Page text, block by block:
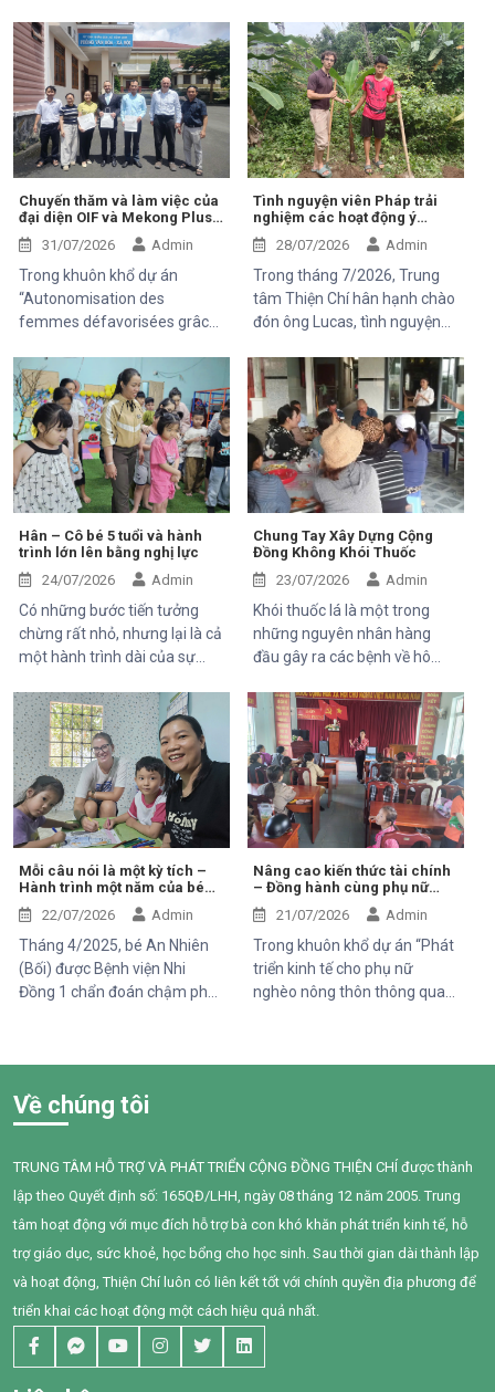
Chuyến thăm và làm việc của
đại diện OIF và Mekong Plus
tại cộng đồng dự án
31/07/2026 Admin
Trong khuôn khổ dự án
“Autonomisation des
femmes défavorisées grâce
économique et à l'accès aux
soins de santé 2025–2028”,
Trung tâm Thiện Chí vinh dự
đón tiếp ông Kaloyan Kolev,
đại diện đơn vị tài trợ
Organisation internationale
de la Francophonie (OIF), và
ông Bernard Kervyn, đại diện
Mekong Plus, trong chuyến
công tác tại xã Tánh Linh, Bắc
Ruộng và Hàm Kiệm, tỉnh
Lâm Đồng.
Tình nguyện viên Pháp trải
nghiệm các hoạt động ý
nghĩa tại Trung tâm Thiện Chí
28/07/2026 Admin
Trong tháng 7/2026, Trung
tâm Thiện Chí hân hạnh chào
đón ông Lucas, tình nguyện
chuyến thăm và trải nghiệm
các hoạt động của dự án do
Mekong Plus tài trợ tại địa
phương.
Hân – Cô bé 5 tuổi và hành
trình lớn lên bằng nghị lực
24/07/2026
Admin
Có những bước tiến tưởng
chừng rất nhỏ, nhưng lại là cả
một hành trình dài của sự
vọng. Hân, cô bé 5 tuổi với nụ
cười trong trẻo, đã đến với
Trung tâm trong những ngày
đầu mang theo rất nhiều thử
thách. Ngay từ khi chào đời,
em phải đối mặt với nhiều vấn
đề về sức khỏe, khiến quá
trình phát triển chậm hơn so
với các bạn cùng trang lứa.
Những điều tưởng như rất
bình thường đối với một đứa
trẻ lại là những cột mốc đầy
gian nan đối với em.
Chung Tay Xây Dựng Cộng
Đồng Không Khói Thuốc
23/07/2026
Admin
Khói thuốc lá là một trong
những nguyên nhân hàng
đầu gây ra các bệnh về hô
Điều đáng lo ngại là không chỉ
người hút thuốc bị ảnh hưởng
mà những người xung quanh,
đặc biệt là trẻ em, phụ nữ
mang thai và người cao tuổi,
cũng phải đối mặt với nhiều
nguy cơ sức khỏe do hít phải
khói thuốc thụ động.
Mỗi câu nói là một kỳ tích –
Hành trình một năm của bé
An Nhiên (Bối)
22/07/2026 Admin
Tháng 4/2025, bé An Nhiên
(Bối) được Bệnh viện Nhi
Đồng 1 chẩn đoán chậm phát
gặp nhiều khó khăn trong
đạt nhu cầu của mình. Sau
một năm can thiệp với sự
đồng hành tận tâm của các
cô giáo, sự kiên trì của gia
đình và nỗ lực không ngừng
của chính Bối, em đã có
những bước tiến đầy tự hào.
Nâng cao kiến thức tài chính
– Đồng hành cùng phụ nữ
phát triển sinh kế bền vững
21/07/2026 Admin
Trong khuôn khổ dự án “Phát
triển kinh tế cho phụ nữ
nghèo nông thôn thông qua
khỏe giai đoạn 2025–2028”
kiến thức về quản lý chi tiêu
trong gia đình cho 95 phụ nữ
tại xã Tân Thành,Hàm Thuận
Nam.
Về chúng tôi
TRUNG TÂM HỖ TRỢ VÀ PHÁT TRIỂN CỘNG ĐỒNG THIỆN CHÍ được thành
lập theo Quyết định số: 165QĐ/LHH, ngày 08 tháng 12 năm 2005. Trung
tâm hoạt động với mục đích hỗ trợ bà con khó khăn phát triển kinh tế, hỗ
trợ giáo dục, sức khoẻ, học bổng cho học sinh. Sau thời gian dài thành lập
và hoạt động, Thiện Chí luôn có liên kết tốt với chính quyền địa phương để
triển khai các hoạt động một cách hiệu quả nhất.